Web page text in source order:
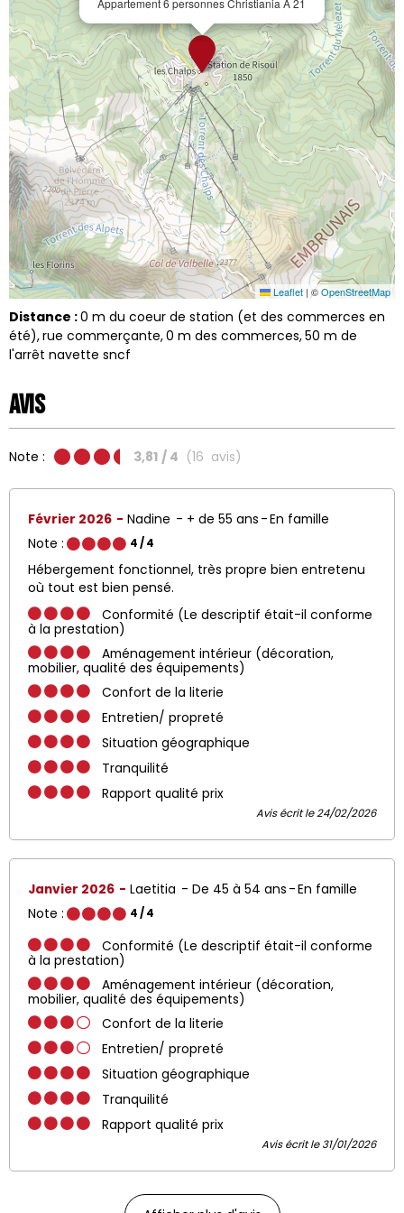
Appartement 6 personnes Christiania A 21
Leaflet | ©OpenStreetMap
Distance :0 m du coeur de station (et des commerces en
été) rue commerçante 0 m des commerces 50 m de
l'arrêt navette sncf
Avis
Note : 3,81 / 4 (16 avis)
Février 2026 Nadine + de 55 ans
En famille
Note :
4/ 4
Hébergement fonctionnel, très propre bien entretenu
où tout est bien pensé.
Conformité (Le descriptif était-il conforme
à la prestation)
Aménagement intérieur (décoration,
mobilier, qualité des équipements)
Confort de la literie
Entretien/ propreté
Situation géographique
Tranquilité
Rapport qualité prix
Avis écrit le 24/02/2026
Janvier 2026 Laetitia De 45 à 54 ans
En famille
Note :
4/ 4
Conformité (Le descriptif était-il conforme
à la prestation)
Aménagement intérieur (décoration,
mobilier, qualité des équipements)
Confort de la literie
Entretien/ propreté
Situation géographique
Tranquilité
Rapport qualité prix
Avis écrit le 31/01/2026